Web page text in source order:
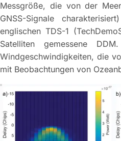
Messgröße, die von der
GNSS-Signale
englischen TDS-1
Satelliten gemessene
Windgeschwindigkeiten, die
mit Beobachtungen von